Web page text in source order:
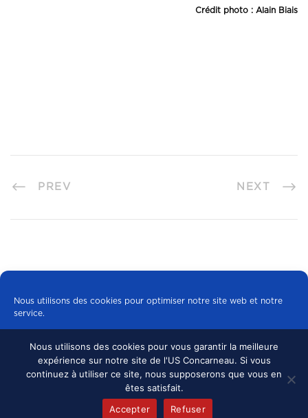
Nous utilisons des cookies pour optimiser notre site web et notre
service.
Tous les cookies
Refuser
Politique de cookies mentions légales
Crédit photo : Alain Biais
PREV NEXT
© 2024 US CONCARNEAU, TOUS DROITS
RÉSERVÉS. MENTIONS LÉGALES •
Nous utilisons des cookies pour vous garantir la meilleure
expérience sur notre site de l'US Concarneau. Si vous
continuez à utiliser ce site, nous supposerons que vous en
êtes satisfait.
Accepter
Refuser